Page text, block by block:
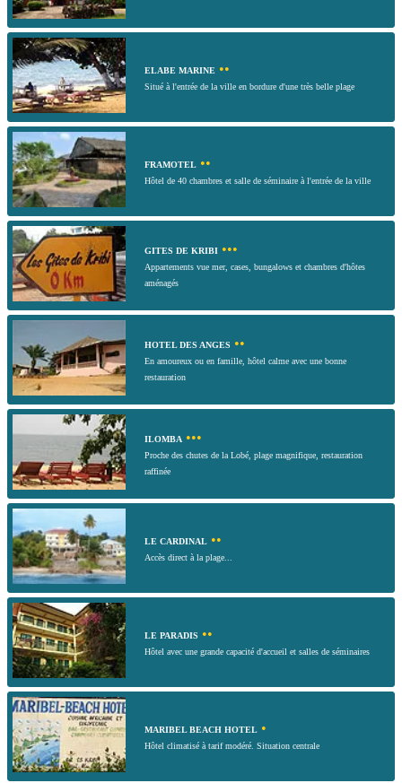
ELABE MARINE ••
Situé à l'entrée de la ville en bordure d'une très belle plage
FRAMOTEL ••
Hôtel de 40 chambres et salle de séminaire à l'entrée de la ville
GITES DE KRIBI •••
Appartements vue mer, cases, bungalows et chambres d'hôtes
aménagés
HOTEL DES ANGES ••
En amoureux ou en famille, hôtel calme avec une bonne
restauration
ILOMBA •••
Proche des chutes de la Lobé, plage magnifique, restauration
raffinée
LE CARDINAL ••
Accès direct à la plage...
LE PARADIS ••
Hôtel avec une grande capacité d'accueil et salles de séminaires
MARIBEL BEACH HOTEL •
Hôtel climatisé à tarif modéré. Situation centrale